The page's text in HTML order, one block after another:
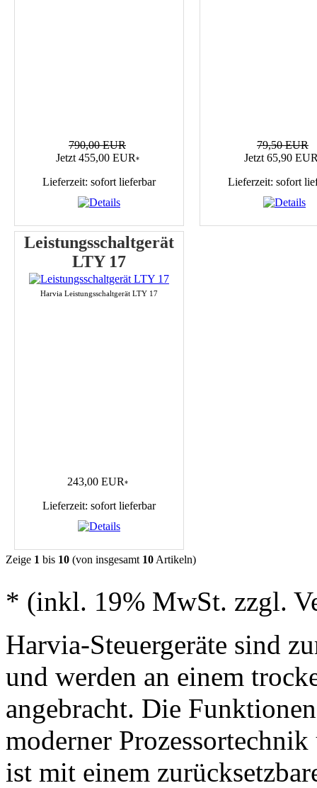
790,00 EUR
Jetzt 455,00 EUR*
Lieferzeit: sofort lieferbar
79,50 EUR
Jetzt 65,90
Lieferzeit: sofort
Leistungsschaltgerät
LTY 17
Harvia Leistungsschaltgerät LTY 17
243,00 EUR*
Lieferzeit: sofort lieferbar
Zeige 1 bis 10 (von insgesamt 10 Artikeln)
* (inkl. 19% MwSt. zzgl.
Harvia-Steuergeräte sind
und werden an einem
angebracht. Die
moderner
ist mit einem